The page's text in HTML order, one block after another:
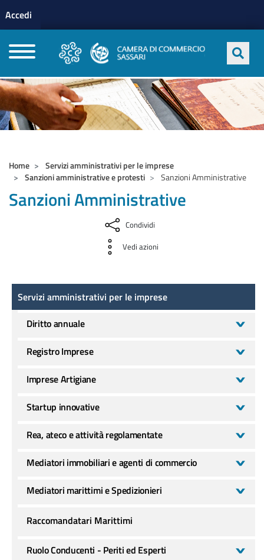
profilo utente
Accedi
Home
Servizi amministrativi per le imprese
Sanzioni amministrative e protesti
Sanzioni Amministrative
Sanzioni Amministrative
Condividi
Vedi azioni
Servizi amministrativi per le imprese
Servizi amministrativi per le imprese
Diritto annuale
Registro Imprese
Imprese Artigiane
Startup innovative
Rea, ateco e attività regolamentate
Mediatori immobiliari e agenti di commercio
Mediatori marittimi e Spedizionieri
Raccomandatari Marittimi
Ruolo Conducenti - Periti ed Esperti